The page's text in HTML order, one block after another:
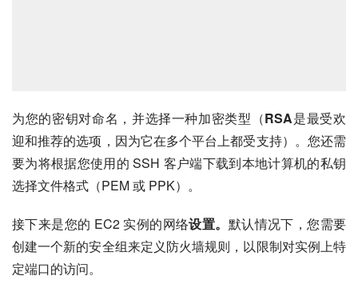
为您的密钥对命名，并选择一种加密类型（RSA是最受欢
迎和推荐的选项，因为它在多个平台上都受支持）。您还需
要为将根据您使用的 SSH 客户端下载到本地计算机的私钥
选择文件格式（PEM 或 PPK）。
接下来是您的 EC2 实例的网络设置。 默认情况下，您需要
创建一个新的安全组来定义防火墙规则，以限制对实例上特
定端口的访问。